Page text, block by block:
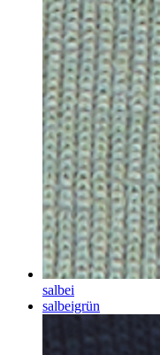
salbei
salbeigrün